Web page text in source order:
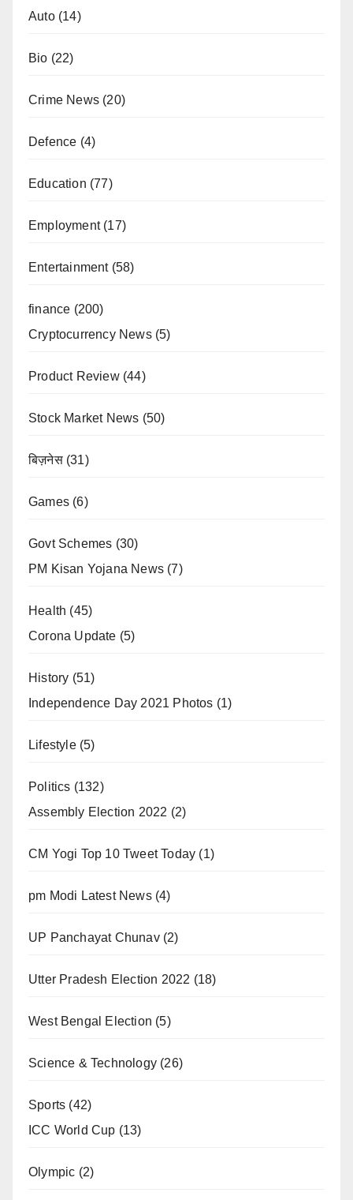
Auto(14)
Bio (22)
Crime News (20)
Defence (4)
Education (77)
Employment(17)
Entertainment(58)
finance (200)
Cryptocurrency News(5)
Product Review(44)
Stock Market News (50)
बिज़नेस(31)
Games (6)
Govt Schemes (30)
PM Kisan Yojana News (7)
Health (45)
Corona Update (5)
History (51)
Independence Day 2021 Photos (1)
Lifestyle(5)
Politics (132)
Assembly Election 2022 (2)
CM Yogi Top 10 Tweet Today (1)
pm Modi Latest News(4)
UP Panchayat Chunav(2)
Utter Pradesh Election 2022 (18)
West Bengal Election (5)
Science & Technology (26)
Sports (42)
ICC World Cup (13)
Olympic (2)